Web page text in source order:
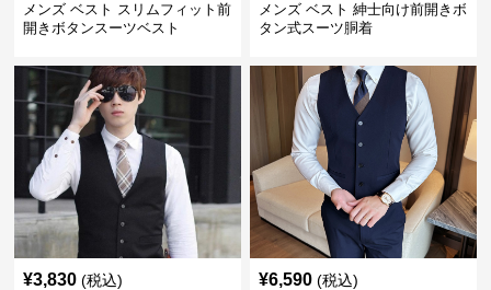
メンズ ベスト スリムフィット前
開きボタンスーツベスト
メンズ ベスト 紳士向け前開きボ
タン式スーツ胴着
¥3,830 (税込) ¥6,590 (税込)